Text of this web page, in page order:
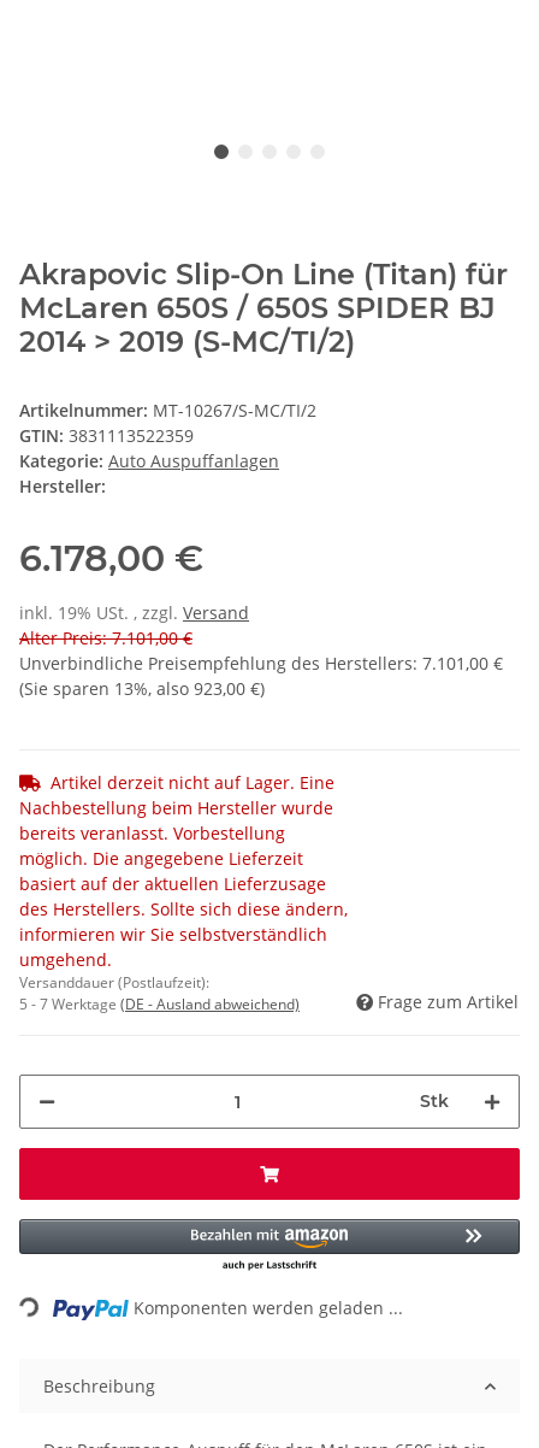
Akrapovic Slip-On Line (Titan) für
McLaren 650S / 650S SPIDER BJ
2014 > 2019 (S-MC/TI/2)
Artikelnummer: MT-10267/S-MC/TI/2
GTIN: 3831113522359
Kategorie: Auto Auspuffanlagen
Hersteller:
6.178,00 €
inkl. 19% USt. , zzgl. Versand
Alter Preis: 7.101,00 €
Unverbindliche Preisempfehlung des Herstellers: 7.101,00 €
(Sie sparen 13%, also 923,00 €)
Artikel derzeit nicht auf Lager. Eine
Nachbestellung beim Hersteller wurde
bereits veranlasst. Vorbestellung
möglich. Die angegebene Lieferzeit
basiert auf der aktuellen Lieferzusage
des Herstellers. Sollte sich diese ändern,
informieren wir Sie selbstverständlich
umgehend.
Versanddauer (Postlaufzeit):
5 - 7 Werktage (DE - Ausland abweichend) Frage zum Artikel
Stk
Loading... Komponenten werden geladen ...
Beschreibung